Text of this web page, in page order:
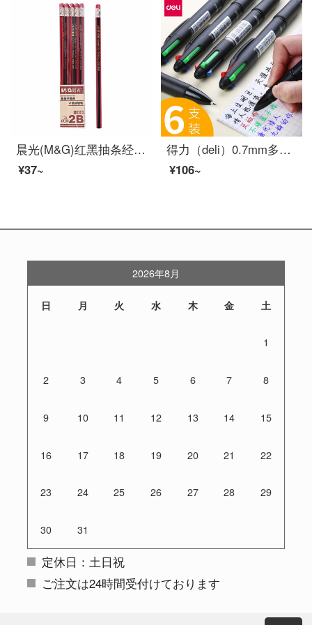
晨光(M&G)红黑抽条经典六角木杆铅笔考试绘图铅笔2B黑色 10支/盒 红黑抽条 10支 AWP30804
¥37~
得力（deli）0.7mm多功能4色按动式圆珠笔 原子笔中油笔(黑红蓝绿) 33390/6支装
¥106~
2026年8月
日 月 火 水 木 金 土
1
2 3 4 5 6 7 8
9 10 11 12 13 14 15
16 17 18 19 20 21 22
23 24 25 26 27 28 29
30 31
定休日：土日祝
ご注文は24時間受付けております